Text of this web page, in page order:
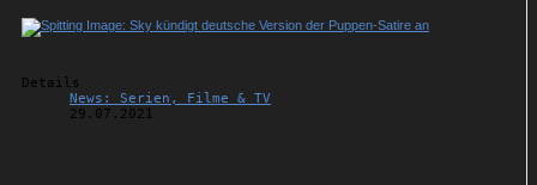
Details
News: Serien, Filme & TV
29.07.2021